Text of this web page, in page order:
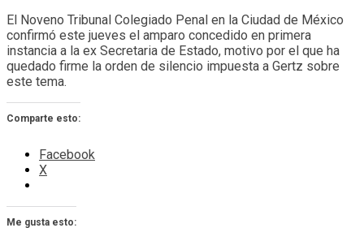
El Noveno Tribunal Colegiado Penal en la Ciudad de México
confirmó este jueves el amparo concedido en primera
instancia a la ex Secretaria de Estado, motivo por el que ha
quedado firme la orden de silencio impuesta a Gertz sobre
este tema.
Comparte esto:
Facebook
X
Me gusta esto: